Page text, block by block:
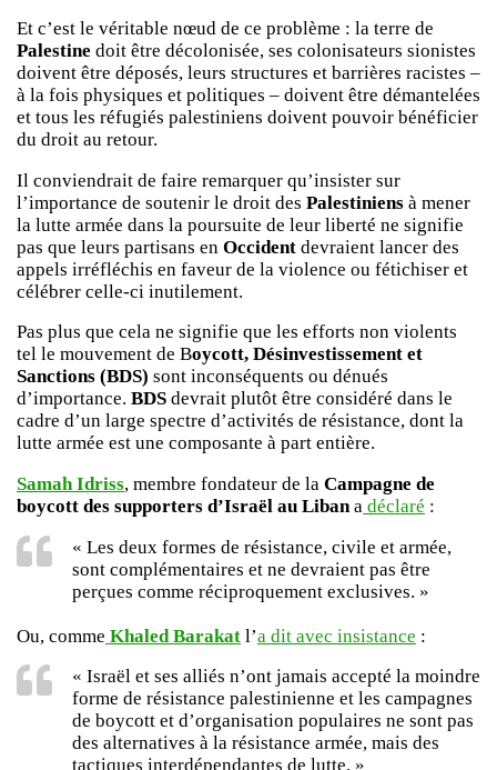
Et c’est le véritable nœud de ce problème : la terre de
Palestine doit être décolonisée, ses colonisateurs sionistes
doivent être déposés, leurs structures et barrières racistes –
à la fois physiques et politiques – doivent être démantelées
et tous les réfugiés palestiniens doivent pouvoir bénéficier
du droit au retour.
Il conviendrait de faire remarquer qu’insister sur
l’importance de soutenir le droit des Palestiniens à mener
la lutte armée dans la poursuite de leur liberté ne signifie
pas que leurs partisans en Occident devraient lancer des
appels irréfléchis en faveur de la violence ou fétichiser et
célébrer celle-ci inutilement.
Pas plus que cela ne signifie que les efforts non violents
tel le mouvement de Boycott, Désinvestissement et
Sanctions (BDS) sont inconséquents ou dénués
d’importance. BDS devrait plutôt être considéré dans le
cadre d’un large spectre d’activités de résistance, dont la
lutte armée est une composante à part entière.
Samah Idriss, membre fondateur de la Campagne de
boycott des supporters d’Israël au Libana déclaré :
« Les deux formes de résistance, civile et armée,
sont complémentaires et ne devraient pas être
perçues comme réciproquement exclusives. »
Ou, comme Khaled Barakat l’a dit avec insistance :
« Israël et ses alliés n’ont jamais accepté la moindre
forme de résistance palestinienne et les campagnes
de boycott et d’organisation populaires ne sont pas
des alternatives à la résistance armée, mais des
tactiques interdépendantes de lutte. »